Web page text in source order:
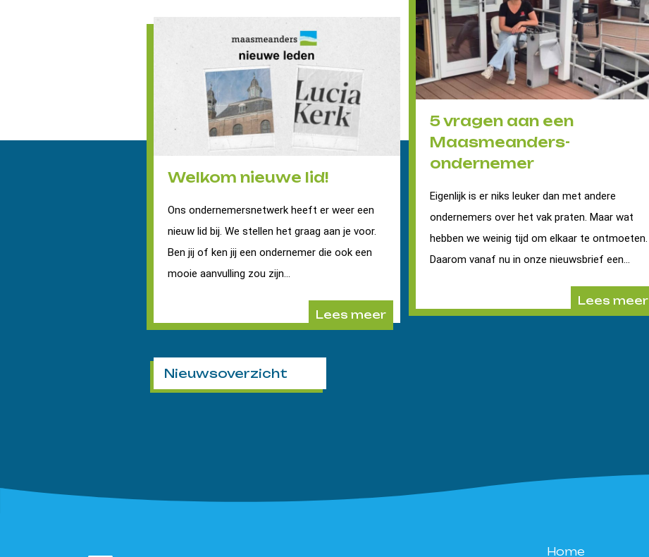
5 vragen aan een
Maasmeanders-
ondernemer
Eigenlijk is er niks leuker dan met andere
ondernemers over het vak praten. Maar wat
hebben we weinig tijd om elkaar te ontmoeten.
Daarom vanaf nu in onze nieuwsbrief een...
Lees meer
Welkom nieuwe lid!
Ons ondernemersnetwerk heeft er weer een
nieuw lid bij. We stellen het graag aan je voor.
Ben jij of ken jij een ondernemer die ook een
mooie aanvulling zou zijn...
Lees meer
Nieuwsoverzicht
Home